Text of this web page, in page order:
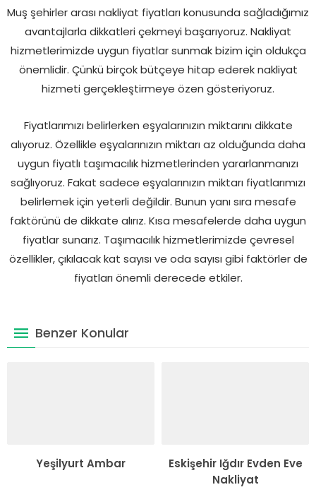
Muş şehirler arası nakliyat fiyatları konusunda sağladığımız
avantajlarla dikkatleri çekmeyi başarıyoruz. Nakliyat
hizmetlerimizde uygun fiyatlar sunmak bizim için oldukça
önemlidir. Çünkü birçok bütçeye hitap ederek nakliyat
hizmeti gerçekleştirmeye özen gösteriyoruz.
Fiyatlarımızı belirlerken eşyalarınızın miktarını dikkate
alıyoruz. Özellikle eşyalarınızın miktarı az olduğunda daha
uygun fiyatlı taşımacılık hizmetlerinden yararlanmanızı
sağlıyoruz. Fakat sadece eşyalarınızın miktarı fiyatlarımızı
belirlemek için yeterli değildir. Bunun yanı sıra mesafe
faktörünü de dikkate alırız. Kısa mesafelerde daha uygun
fiyatlar sunarız. Taşımacılık hizmetlerimizde çevresel
özellikler, çıkılacak kat sayısı ve oda sayısı gibi faktörler de
fiyatları önemli derecede etkiler.
Benzer Konular
Yeşilyurt Ambar
Eskişehir Iğdır Evden Eve
Nakliyat